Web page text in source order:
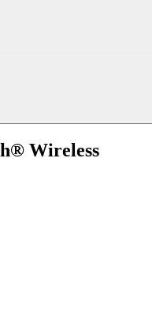
Wireless